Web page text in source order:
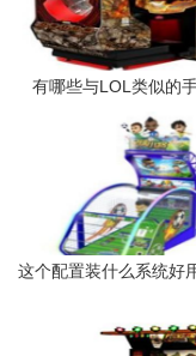
有哪些与LOL类似的